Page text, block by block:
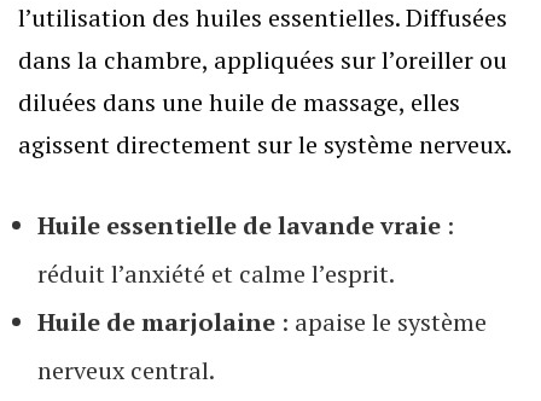
l’utilisation des huiles essentielles. Diffusées
dans la chambre, appliquées sur l’oreiller ou
diluées dans une huile de massage, elles
agissent directement sur le système nerveux.
Huile essentielle de lavande vraie :
réduit l’anxiété et calme l’esprit.
Huile de marjolaine : apaise le système
nerveux central.